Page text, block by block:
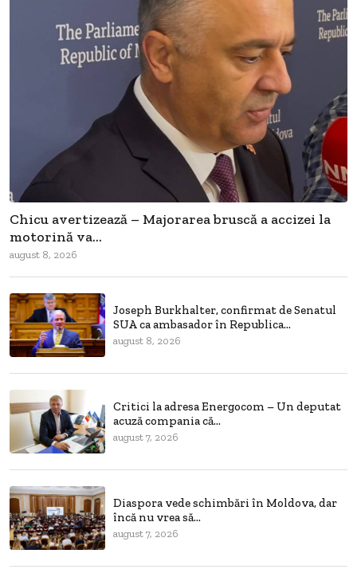
Chicu avertizează – Majorarea bruscă a accizei la
motorină va...
august 8, 2026
Joseph Burkhalter, confirmat de Senatul
SUA ca ambasador în Republica...
august 8, 2026
Critici la adresa Energocom – Un deputat
acuză compania că...
august 7, 2026
Diaspora vede schimbări în Moldova, dar
încă nu vrea să...
august 7, 2026